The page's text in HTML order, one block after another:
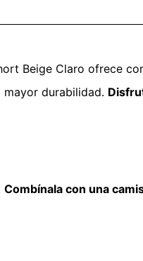
Beige Claro ofrece
durabilidad.
Combínala con una